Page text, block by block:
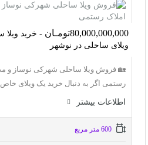
80,000,000,000تومـان
- خرید
ویلای ساحلی در نوشهر
🏡 فروش ویلا ساحلی شهرکی نوساز و
رستمی اگر به دنبال خرید یک ویلای
اطلاعات بيشتر